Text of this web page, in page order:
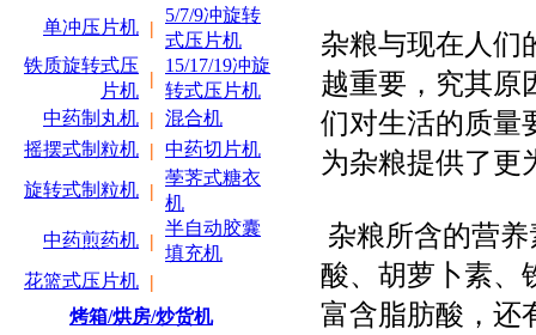
单冲压片机 |
5/7/9冲旋转
式压片机
铁质旋转式压
片机
|
15/17/19冲旋
转式压片机
中药制丸机 | 混合机
摇摆式制粒机 | 中药切片机
旋转式制粒机 |
荸荠式糖衣
机
中药煎药机 |
半自动胶囊
填充机
花篮式压片机 |
烤箱/烘房/炒货机
杂粮与现在人们
越重要，究其原
们对生活的质量
为杂粮提供了更
杂粮所含的营
酸、胡萝卜素、
富含脂肪酸，还